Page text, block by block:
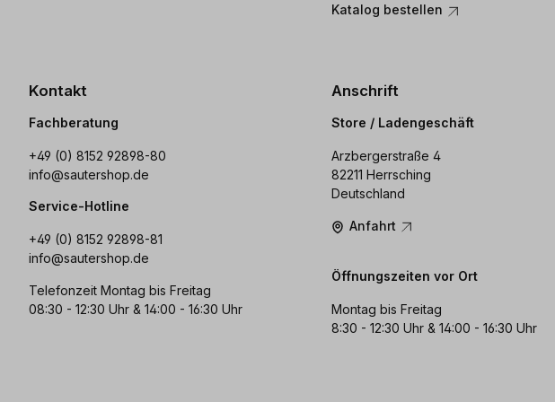
Katalog bestellen
Kontakt
Fachberatung
+49 (0) 8152 92898-80
info@sautershop.de
Service-Hotline
+49 (0) 8152 92898-81
info@sautershop.de
Telefonzeit Montag bis Freitag
08:30 - 12:30 Uhr & 14:00 - 16:30 Uhr
Anschrift
Store / Ladengeschäft
Arzbergerstraße 4
82211 Herrsching
Deutschland
Anfahrt
Öffnungszeiten vor Ort
Montag bis Freitag
8:30 - 12:30 Uhr & 14:00 - 16:30 Uhr